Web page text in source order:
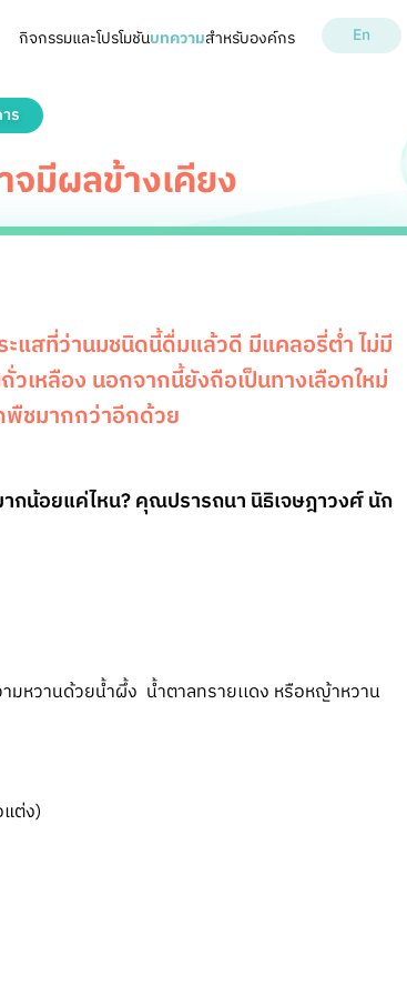
กิจกรรมและโปรโมชันบทความสำหรับองค์กร En
ร
มีผลข้างเคียง
แสที่ว่านมชนิดนี้ดื่มแล้วดี มีแคลอรี่ต่ำ ไม่มี
เหลือง นอกจากนี้ยังถือเป็นทางเลือกใหม่
ชมากกว่าอีกด้วย
กน้อยแค่ไหน? คุณปรารถนา นิธิเจษฎาวงศ์ นัก
มหวานด้วยน้ำผึ้ง น้ำตาลทรายเเดง หรือหญ้าหวาน
ต่ง)